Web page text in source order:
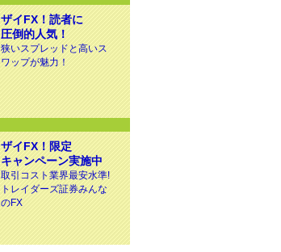
ザイFX！読者に
圧倒的人気！
狭いスプレッドと高いス
ワップが魅力！
ザイFX！限定
キャンペーン実施中
取引コスト業界最安水準!
トレイダーズ証券みんな
のFX